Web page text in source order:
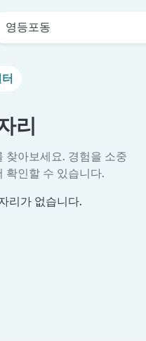
영등포동
리
찾아보세요. 경험을 소중
확인할 수 있습니다.
리가 없습니다.